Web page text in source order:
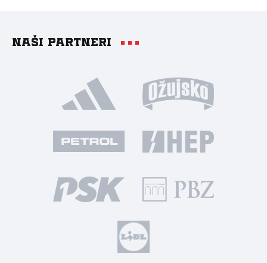
Naši partneri